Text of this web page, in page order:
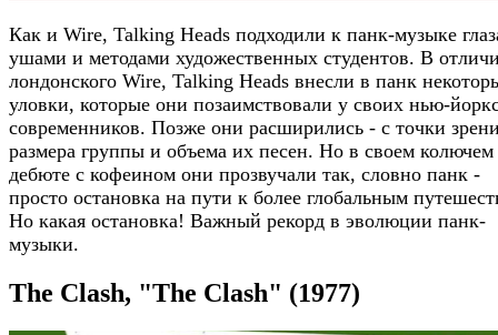
Как и Wire, Talking Heads подходили к панк-музыке
ушами и методами художественных студентов. В
лондонского Wire, Talking Heads внесли в панк
уловки, которые они позаимствовали у своих нью-
современников. Позже они расширились - с точки
размера группы и объема их песен. Но в своем колючем
дебюте с кофеином они прозвучали так, словно панк -
просто остановка на пути к более глобальным
Но какая остановка! Важный рекорд в эволюции панк-
музыки.
The Clash, "The Clash" (1977)